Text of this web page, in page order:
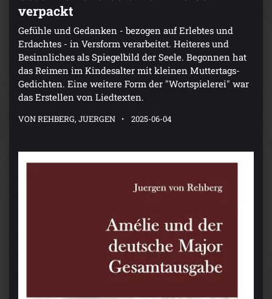
verpackt
Gefühle und Gedanken - bezogen auf Erlebtes und
Erdachtes - in Versform verarbeitet. Heiteres und
Besinnliches als Spiegelbild der Seele. Begonnen hat
das Reimen im Kindesalter mit kleinen Muttertags-
Gedichten. Eine weitere Form der "Wortspielerei" war
das Erstellen von Liedtexten.
VON REHBERG, JUERGEN 2025-06-04